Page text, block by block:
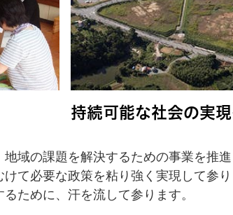
持続可能な社会の実
域の課題を解決するための事業を推
て必要な政策を粘り強く実現して参
ために、汗を流して参ります。